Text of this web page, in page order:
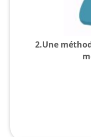
2.Une